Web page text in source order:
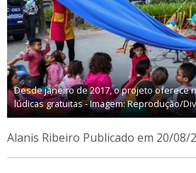
Desde janeiro de 2017, o projeto oferece
lúdicas gratuitas - Imagem: Reprodução/
Alanis Ribeiro Publicado em 20/08/